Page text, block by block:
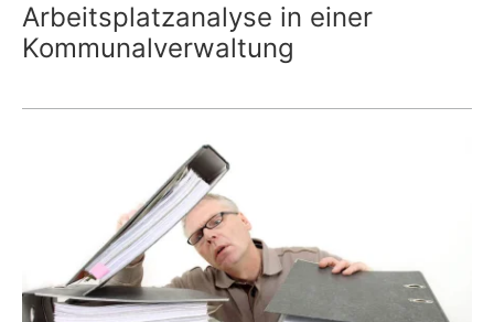
Arbeitsplatzanalyse in einer
Kommunalverwaltung